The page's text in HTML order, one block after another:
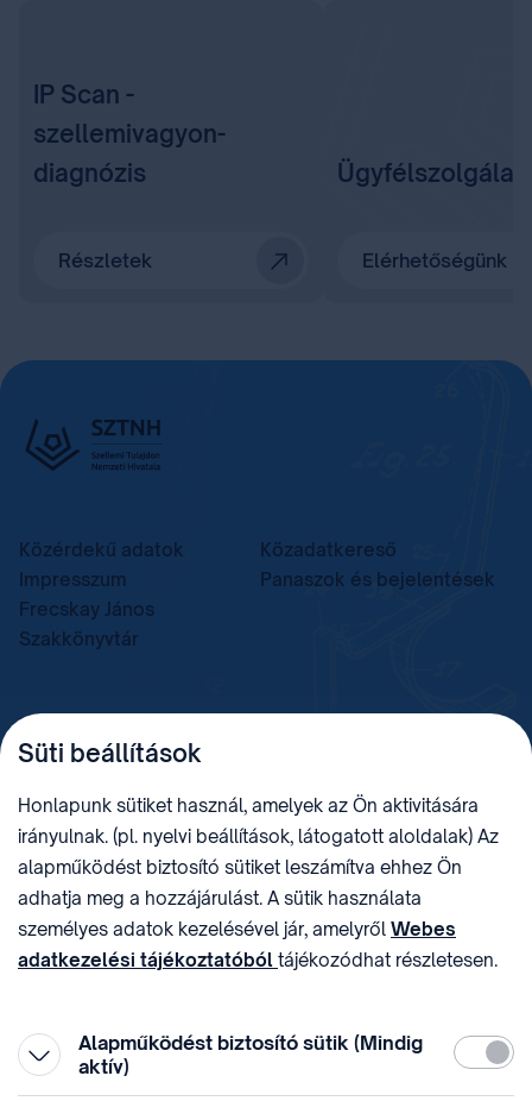
IP Scan -
szellemivagyon-
diagnózis
Részletek
Ügyfélszolgálat
Elérhetőségünk
Közérdekű adatok
Közadatkereső
Impresszum
Panaszok és bejelentések
Frecskay János
Szakkönyvtár
TELEFON
+36 (1) 312 4400
sztnh@hipo.gov.hu 15311746-2-42
CÍM
1081 Budapest II. János
Pál pápa tér 7.
HIVATAL RÖVID NEVE
SZTNHOPS, KRID:
174434905
KÖZÖSSÉGI MÉDIA
Süti beállítások
Honlapunk sütiket használ, amelyek az Ön aktivitására
irányulnak. (pl. nyelvi beállítások, látogatott aloldalak) Az
alapműködést biztosító sütiket leszámítva ehhez Ön
adhatja meg a hozzájárulást. A sütik használata
személyes adatok kezelésével jár, amelyről Webes
adatkezelési tájékoztatóból tájékozódhat részletesen.
Alapműködést biztosító sütik (Mindig
aktív)